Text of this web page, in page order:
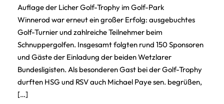
Auflage der Licher Golf-Trophy im Golf-Park
Winnerod war erneut ein großer Erfolg: ausgebuchtes
Golf-Turnier und zahlreiche Teilnehmer beim
Schnuppergolfen. Insgesamt folgten rund 150 Sponsoren
und Gäste der Einladung der beiden Wetzlarer
Bundesligisten. Als besonderen Gast bei der Golf-Trophy
durften HSG und RSV auch Michael Paye sen. begrüßen,
[…]